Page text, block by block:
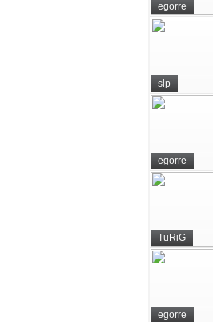
egorre
slp
egorre
TuRiG
egorre